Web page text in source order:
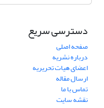
دسترسی سریع
صفحه اصلی
درباره نشریه
اعضای هیات تحریریه
ارسال مقاله
تماس با ما
نقشه سایت